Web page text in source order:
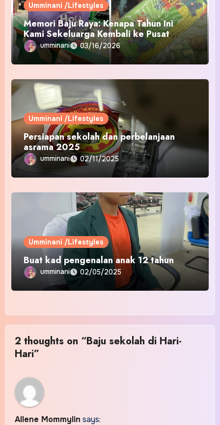
Umminani /Lifestyles
Memori Baju Raya: Kenapa Tahun Ini
Kami Sekeluarga Kembali ke Pusat
Pakaian Hari-Hari?
umminani 03/16/2026
Umminani /Lifestyles
Persiapan sekolah dan perbelanjaan
asrama 2025
umminani 02/11/2025
Umminani /Lifestyles
Buat kad pengenalan anak 12 tahun
umminani 02/05/2025
2 thoughts on “Baju sekolah di Hari-
Hari”
Allene Mommylin says: